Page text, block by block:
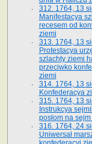
312. 1764, 13
Manifestacya
recesem od
ziemi
313. 1764, 13
Protestacya
szlachty ziemi
przeciwko
ziemi
314. 1764, 13
Konfederacya
315. 1764, 13
Instrukcya
posłom na
316. 1764, 24
Uniwersał